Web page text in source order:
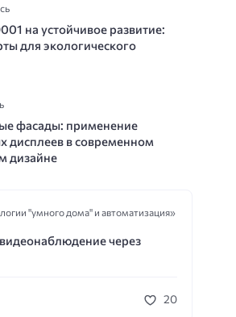
на устойчивое развитие:
для экологического
фасады: применение
дисплеев в современном
дизайне
"умного дома" и автоматизация»
через
20